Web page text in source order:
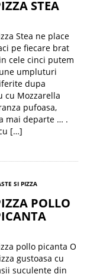
STEA
Stea ne place
pe fiecare brat
cele cinci putem
umpluturi
dupa
cu Mozzarella
pufoasa,
mai departe … .
[…]
SI PIZZA
POLLO
pollo picanta O
gustoasa cu
suculente din